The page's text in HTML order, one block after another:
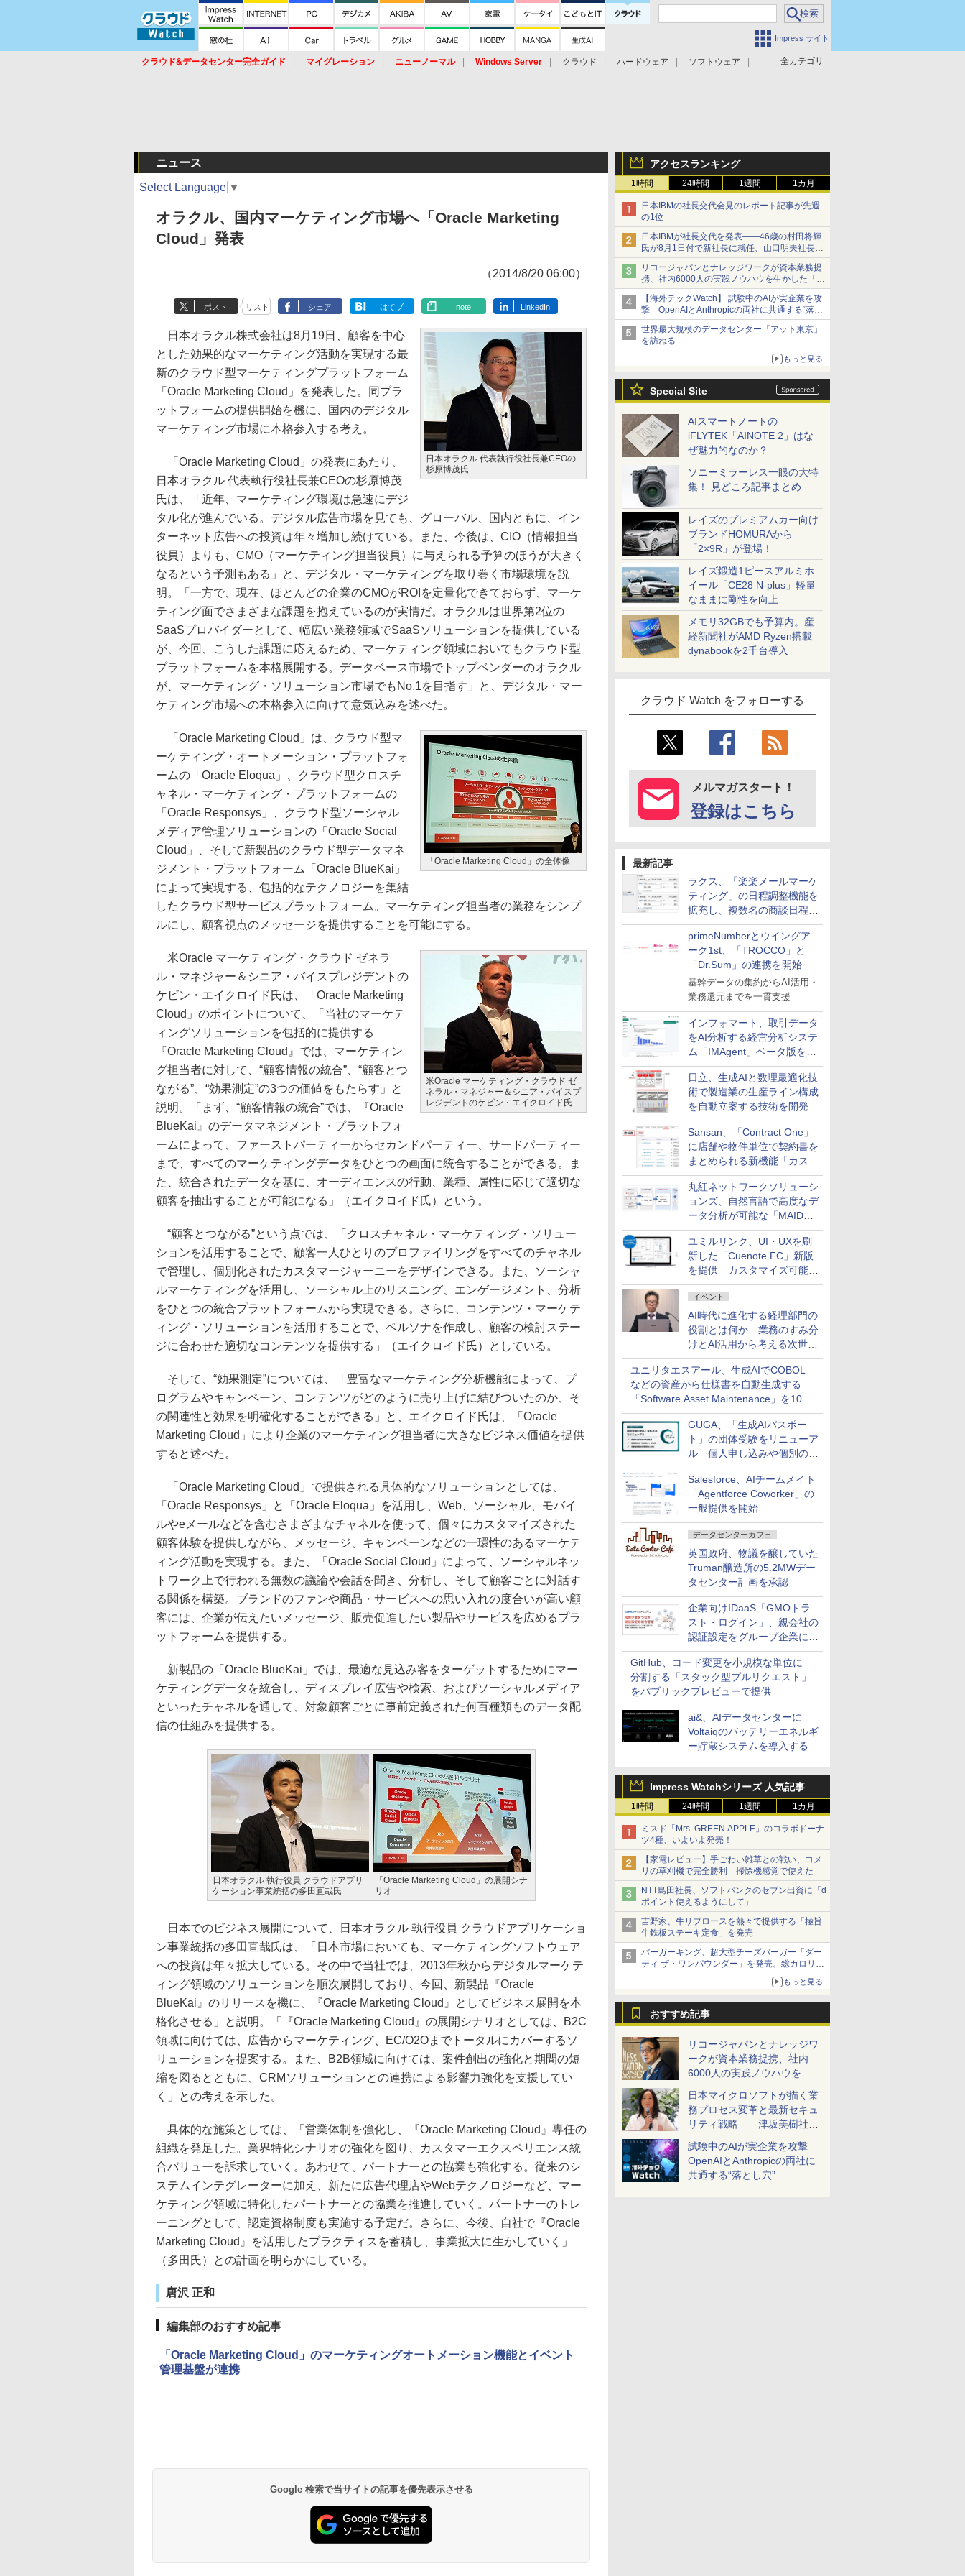
Impress サイト
全カテゴリ
クラウド&データセンター完全ガイド マイグレーション ニューノーマル Windows Server クラウド ハードウェア
ソフトウェア
アクセスランキング
1時間 24時間 1週間 1カ月
日本IBMの社長交代会見のレポート記事が先週
の1位
日本IBMが社長交代を発表――46歳の村田将輝
氏が8月1日付で新社長に就任、山口明夫社長は
会長へ
リコージャパンとナレッジワークが資本業務提
携、社内6000人の実践ノウハウを生かした「AI
商談記録 for RICOH」を展開へ
【海外テックWatch】 試験中のAIが実企業を攻
撃 OpenAIとAnthropicの両社に共通する“落と
し穴”
世界最大規模のデータセンター「アット東京」
を訪ねる
もっと見る
Special Site
AIスマートノートの
iFLYTEK「AINOTE 2」はな
ぜ魅力的なのか？
ソニーミラーレス一眼の大特
集！ 見どころ記事まとめ
レイズのプレミアムカー向け
ブランドHOMURAから
「2×9R」が登場！
レイズ鍛造1ピースアルミホ
イール「CE28 N-plus」軽量
なままに剛性を向上
メモリ32GBでも予算内。産
経新聞社がAMD Ryzen搭載
dynabookを2千台導入
クラウド Watch をフォローする
メルマガスタート！
登録はこちら
最新記事
ラクス、「楽楽メールマーケ
ティング」の日程調整機能を
拡充し、複数名の商談日程調
整を効率化
primeNumberとウイングア
ーク1st、「TROCCO」と
「Dr.Sum」の連携を開始
基幹データの集約からAI活用・
業務還元までを一貫支援
インフォマート、取引データ
をAI分析する経営分析システ
ム「IMAgent」ベータ版を提
供
日立、生成AIと数理最適化技
術で製造業の生産ライン構成
を自動立案する技術を開発
Sansan、「Contract One」
に店舗や物件単位で契約書を
まとめられる新機能「カスタ
ム契約ツリー」を追加
丸紅ネットワークソリューシ
ョンズ、自然言語で高度なデ
ータ分析が可能な「MAIDOA
AI ASSIST」を9月より提供
ユミルリンク、UI・UXを刷
新した「Cuenote FC」新版
を提供 カスタマイズ可能な
ダッシュボード画面を搭載
イベント
AI時代に進化する経理部門の
役割とは何か 業務のすみ分
けとAI活用から考える次世代
ファイナンス戦略
ユニリタエスアール、生成AIでCOBOL
などの資産から仕様書を自動生成する
「Software Asset Maintenance」を10月
に発売
GUGA、「生成AIパスポー
ト」の団体受験をリニューア
ル 個人申し込みや個別の支
払いなどに対応
Salesforce、AIチームメイト
「Agentforce Coworker」の
一般提供を開始
データセンターカフェ
英国政府、物議を醸していた
Truman醸造所の5.2MWデー
タセンター計画を承認
企業向けIDaaS「GMOトラ
スト・ログイン」、親会社の
認証設定をグループ企業に展
開できる新機能を提供
GitHub、コード変更を小規模な単位に
分割する「スタック型プルリクエスト」
をパブリックプレビューで提供
ai&、AIデータセンターに
Voltaiqのバッテリーエネルギ
ー貯蔵システムを導入する計
Impress Watchシリーズ 人気記事
1時間 24時間 1週間 1カ月
ミスド「Mrs. GREEN APPLE」のコラボドーナ
ツ4種、いよいよ発売！
【家電レビュー】手ごわい雑草との戦い、コメ
リの草刈機で完全勝利 掃除機感覚で使えた
NTT島田社長、ソフトバンクのセブン出資に「d
ポイント使えるようにして」
吉野家、牛リブロースを熱々で提供する「極旨
牛鉄板ステーキ定食」を発売
バーガーキング、超大型チーズバーガー「ダー
ティ ザ・ワンパウンダー」を発売。総カロリー
もっと見る
おすすめ記事
リコージャパンとナレッジワ
ークが資本業務提携、社内
6000人の実践ノウハウを生
かした「AI商談記録 for
RICOH」を展開へ
日本マイクロソフトが描く業
務プロセス変革と最新セキュ
リティ戦略――津坂美樹社長
が2027年度戦略を説明
試験中のAIが実企業を攻撃
OpenAIとAnthropicの両社に
共通する“落とし穴”
ニュース
Select Language ▼
オラクル、国内マーケティング市場へ「Oracle Marketing
Cloud」発表
（2014/8/20 06:00）
ポスト リスト シェア はてブ note LinkedIn
日本オラクル 代表執行役社長兼CEOの
杉原博茂氏
日本オラクル株式会社は8月19日、顧客を中心
とした効果的なマーケティング活動を実現する最
新のクラウド型マーケティングプラットフォーム
「Oracle Marketing Cloud」を発表した。同プラ
ットフォームの提供開始を機に、国内のデジタル
マーケティング市場に本格参入する考え。
「Oracle Marketing Cloud」の発表にあたり、
日本オラクル 代表執行役社長兼CEOの杉原博茂
氏は、「近年、マーケティング環境は急速にデジ
タル化が進んでいる。デジタル広告市場を見ても、グローバル、国内ともに、イン
ターネット広告への投資は年々増加し続けている。また、今後は、CIO（情報担当
役員）よりも、CMO（マーケティング担当役員）に与えられる予算のほうが大きく
なるという予測もある」と、デジタル・マーケティングを取り巻く市場環境を説
明。「一方で、現在、ほとんどの企業のCMOがROIを定量化できておらず、マーケ
ティング面でさまざまな課題を抱えているのが実情だ。オラクルは世界第2位の
SaaSプロバイダーとして、幅広い業務領域でSaaSソリューションを提供している
が、今回、こうした課題に応えるため、マーケティング領域においてもクラウド型
プラットフォームを本格展開する。データベース市場でトップベンダーのオラクル
が、マーケティング・ソリューション市場でもNo.1を目指す」と、デジタル・マー
ケティング市場への本格参入に向けて意気込みを述べた。
「Oracle Marketing Cloud」の全体像
「Oracle Marketing Cloud」は、クラウド型マ
ーケティング・オートメーション・プラットフォ
ームの「Oracle Eloqua」、クラウド型クロスチ
ャネル・マーケティング・プラットフォームの
「Oracle Responsys」、クラウド型ソーシャル
メディア管理ソリューションの「Oracle Social
Cloud」、そして新製品のクラウド型データマネ
ジメント・プラットフォーム「Oracle BlueKai」
によって実現する、包括的なテクノロジーを集結
したクラウド型サービスプラットフォーム。マーケティング担当者の業務をシンプ
ルにし、顧客視点のメッセージを提供することを可能にする。
米Oracle マーケティング・クラウド ゼ
ネラル・マネジャー＆シニア・バイスプ
レジデントのケビン・エイクロイド氏
米Oracle マーケティング・クラウド ゼネラ
ル・マネジャー＆シニア・バイスプレジデントの
ケビン・エイクロイド氏は、「Oracle Marketing
Cloud」のポイントについて、「当社のマーケテ
ィングソリューションを包括的に提供する
『Oracle Marketing Cloud』では、マーケティン
グ担当者に対して、“顧客情報の統合”、“顧客とつ
ながる”、“効果測定”の3つの価値をもたらす」と
説明。「まず、“顧客情報の統合”では、『Oracle
BlueKai』のデータマネジメント・プラットフォ
ームによって、ファーストパーティーからセカンドパーティー、サードパーティー
まで、すべてのマーケティングデータをひとつの画面に統合することができる。ま
た、統合されたデータを基に、オーディエンスの行動、業種、属性に応じて適切な
顧客を抽出することが可能になる」（エイクロイド氏）という。
“顧客とつながる”という点では、「クロスチャネル・マーケティング・ソリュー
ションを活用することで、顧客一人ひとりのプロファイリングをすべてのチャネル
で管理し、個別化されたカスタマージャーニーをデザインできる。また、ソーシャ
ルマーケティングを活用し、ソーシャル上のリスニング、エンゲージメント、分析
をひとつの統合プラットフォームから実現できる。さらに、コンテンツ・マーケテ
ィング・ソリューションを活用することで、ペルソナを作成し、顧客の検討ステー
ジに合わせた適切なコンテンツを提供する」（エイクロイド氏）としている。
そして、“効果測定”については、「豊富なマーケティング分析機能によって、プ
ログラムやキャンペーン、コンテンツがどのように売り上げに結びついたのか、そ
の関連性と効果を明確化することができる」と、エイクロイド氏は、「Oracle
Marketing Cloud」により企業のマーケティング担当者に大きなビジネス価値を提供
すると述べた。
「Oracle Marketing Cloud」で提供される具体的なソリューションとしては、
「Oracle Responsys」と「Oracle Eloqua」を活用し、Web、ソーシャル、モバイ
ルやeメールなどを含むさまざまなチャネルを使って、個々にカスタマイズされた
顧客体験を提供しながら、メッセージ、キャンペーンなどの一環性のあるマーケテ
ィング活動を実現する。また、「Oracle Social Cloud」によって、ソーシャルネッ
トワーク上で行われる無数の議論や会話を聞き、分析し、そして顧客ごとに対話す
る関係を構築。ブランドのファンや商品・サービスへの思い入れの度合いが高い顧
客には、企業が伝えたいメッセージ、販売促進したい製品やサービスを広めるプラ
ットフォームを提供する。
新製品の「Oracle BlueKai」では、最適な見込み客をターゲットするためにマー
ケティングデータを統合し、ディスプレイ広告や検索、およびソーシャルメディア
といったチャネルを通して、対象顧客ごとに事前定義された何百種類ものデータ配
信の仕組みを提供する。
日本オラクル 執行役員 クラウドアプリ
ケーション事業統括の多田直哉氏
「Oracle Marketing Cloud」の展開シナ
リオ
日本でのビジネス展開について、日本オラクル 執行役員 クラウドアプリケーショ
ン事業統括の多田直哉氏は、「日本市場においても、マーケティングソフトウェア
への投資は年々拡大している。その中で当社では、2013年秋からデジタルマーケテ
ィング領域のソリューションを順次展開しており、今回、新製品『Oracle
BlueKai』のリリースを機に、『Oracle Marketing Cloud』としてビジネス展開を本
格化させる」と説明。「『Oracle Marketing Cloud』の展開シナリオとしては、B2C
領域に向けては、広告からマーケティング、EC/O2Oまでトータルにカバーするソ
リューションを提案する。また、B2B領域に向けては、案件創出の強化と期間の短
縮を図るとともに、CRMソリューションとの連携による影響力強化を支援してい
く」との考えを示した。
具体的な施策としては、「営業体制を強化し、『Oracle Marketing Cloud』専任の
組織を発足した。業界特化シナリオの強化を図り、カスタマーエクスペリエンス統
合バリューを訴求していく。あわせて、パートナーとの協業も強化する。従来のシ
ステムインテグレーターに加え、新たに広告代理店やWebテクノロジーなど、マー
ケティング領域に特化したパートナーとの協業を推進していく。パートナーのトレ
ーニングとして、認定資格制度も実施する予定だ。さらに、今後、自社で『Oracle
Marketing Cloud』を活用したプラクティスを蓄積し、事業拡大に生かしていく」
（多田氏）との計画を明らかにしている。
唐沢 正和
編集部のおすすめ記事
「Oracle Marketing Cloud」のマーケティングオートメーション機能とイベント
管理基盤が連携
Google 検索で当サイトの記事を優先表示させる